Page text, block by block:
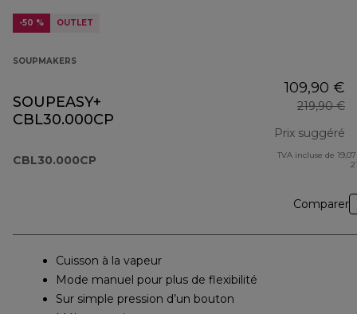
-50 % OUTLET
SOUPMAKERS
SOUPEASY+
CBL30.000CP
CBL30.000CP
109,90 €
219,90 €
Prix suggéré
TVA incluse de
Comparer
Cuisson à la vapeur
Mode manuel pour plus de flexibilité
Sur simple pression d’un bouton